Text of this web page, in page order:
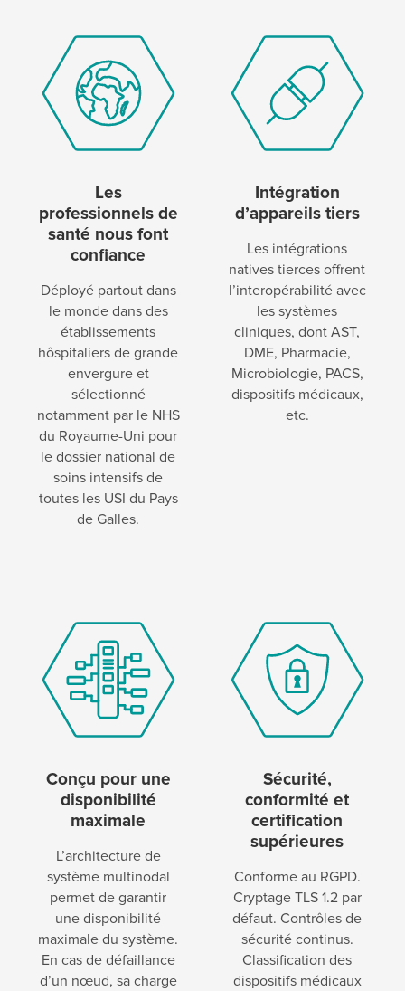
Les
professionnels de
santé nous font
confiance
Déployé partout dans
le monde dans des
établissements
hôspitaliers de grande
envergure et
sélectionné
notamment par le NHS
du Royaume-Uni pour
le dossier national de
soins intensifs de
toutes les USI du Pays
de Galles.
Intégration
d’appareils tiers
Les intégrations
natives tierces offrent
l’interopérabilité avec
les systèmes
cliniques, dont AST,
DME, Pharmacie,
Microbiologie, PACS,
dispositifs médicaux,
etc.
Conçu pour une
disponibilité
maximale
L’architecture de
système multinodal
permet de garantir
une disponibilité
maximale du système.
En cas de défaillance
d’un nœud, sa charge
Sécurité,
conformité et
certification
supérieures
Conforme au RGPD.
Cryptage TLS 1.2 par
défaut. Contrôles de
sécurité continus.
Classification des
dispositifs médicaux